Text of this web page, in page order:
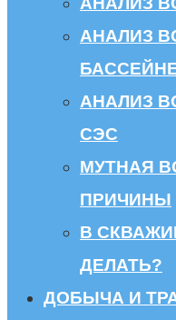
АНАЛИЗ
АНАЛИЗ
СЭС
МУТНАЯ
ПРИЧИНЫ
В
ДЕЛАТЬ?
ДОБЫЧА И